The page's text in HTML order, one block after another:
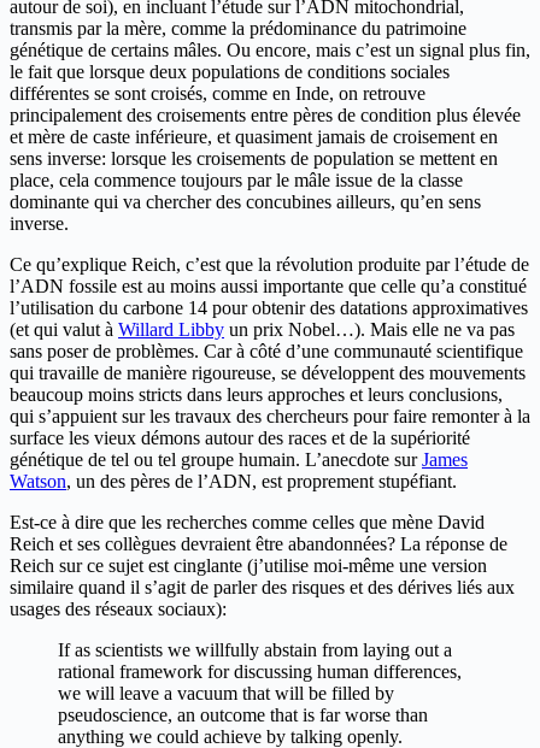
autour de soi), en incluant l’étude sur l’ADN mitochondrial,
transmis par la mère, comme la prédominance du patrimoine
génétique de certains mâles. Ou encore, mais c’est un signal plus fin,
le fait que lorsque deux populations de conditions sociales
différentes se sont croisés, comme en Inde, on retrouve
principalement des croisements entre pères de condition plus élevée
et mère de caste inférieure, et quasiment jamais de croisement en
sens inverse: lorsque les croisements de population se mettent en
place, cela commence toujours par le mâle issue de la classe
dominante qui va chercher des concubines ailleurs, qu’en sens
inverse.
Ce qu’explique Reich, c’est que la révolution produite par l’étude de
l’ADN fossile est au moins aussi importante que celle qu’a constitué
l’utilisation du carbone 14 pour obtenir des datations approximatives
(et qui valut à Willard Libby un prix Nobel…). Mais elle ne va pas
sans poser de problèmes. Car à côté d’une communauté scientifique
qui travaille de manière rigoureuse, se développent des mouvements
beaucoup moins stricts dans leurs approches et leurs conclusions,
qui s’appuient sur les travaux des chercheurs pour faire remonter à la
surface les vieux démons autour des races et de la supériorité
génétique de tel ou tel groupe humain. L’anecdote surJames
Watson, un des pères de l’ADN, est proprement stupéfiant.
Est-ce à dire que les recherches comme celles que mène David
Reich et ses collègues devraient être abandonnées? La réponse de
Reich sur ce sujet est cinglante (j’utilise moi-même une version
similaire quand il s’agit de parler des risques et des dérives liés aux
usages des réseaux sociaux):
If as scientists we willfully abstain from laying out a
rational framework for discussing human differences,
we will leave a vacuum that will be filled by
pseudoscience, an outcome that is far worse than
anything we could achieve by talking openly.